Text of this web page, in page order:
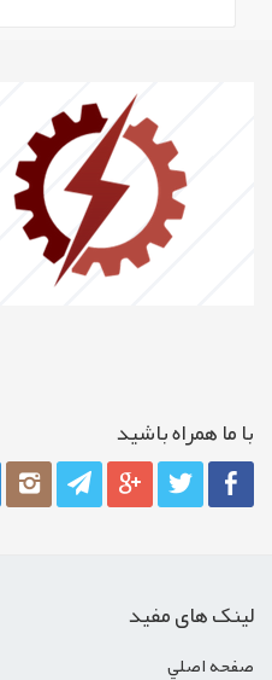
با ما همراه باشيد
لینک های مفید
صفحه اصلي